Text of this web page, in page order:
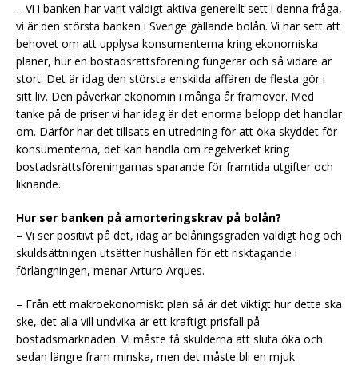
– Vi i banken har varit väldigt aktiva generellt sett i denna fråga,
vi är den största banken i Sverige gällande bolån. Vi har sett att
behovet om att upplysa konsumenterna kring ekonomiska
planer, hur en bostadsrättsförening fungerar och så vidare är
stort. Det är idag den största enskilda affären de flesta gör i
sitt liv. Den påverkar ekonomin i många år framöver. Med
tanke på de priser vi har idag är det enorma belopp det handlar
om. Därför har det tillsats en utredning för att öka skyddet för
konsumenterna, det kan handla om regelverket kring
bostadsrättsföreningarnas sparande för framtida utgifter och
liknande.
Hur ser banken på amorteringskrav på bolån?
– Vi ser positivt på det, idag är belåningsgraden väldigt hög och
skuldsättningen utsätter hushållen för ett risktagande i
förlängningen, menar Arturo Arques.
– Från ett makroekonomiskt plan så är det viktigt hur detta ska
ske, det alla vill undvika är ett kraftigt prisfall på
bostadsmarknaden. Vi måste få skulderna att sluta öka och
sedan längre fram minska, men det måste bli en mjuk